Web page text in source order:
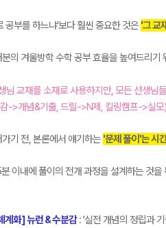
공부를 하느냐'보다 훨씬 중요한 것은 '그 교
의 겨울방학 수학 공부 효율을 높여드리
님 교재를 소재로 사용하지만, 모든 선생님
->개념&기출, 드릴->N제, 킬링캠프->실모)
기 전, 본론에서 얘기하는 '문제 풀이'는 시
이내에 풀이의 전개 과정을 설계하는 것
계화] 뉴런 & 수분감: '실전 개념의 정립과